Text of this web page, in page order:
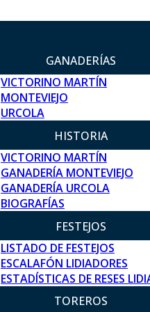
GANADERÍAS
VICTORINO MARTÍN
MONTEVIEJO
URCOLA
HISTORIA
VICTORINO MARTÍN
GANADERÍA MONTEVIEJO
GANADERÍA URCOLA
BIOGRAFÍAS
FESTEJOS
LISTADO DE FESTEJOS
ESCALAFÓN LIDIADORES
ESTADÍSTICAS DE RESES
TOREROS